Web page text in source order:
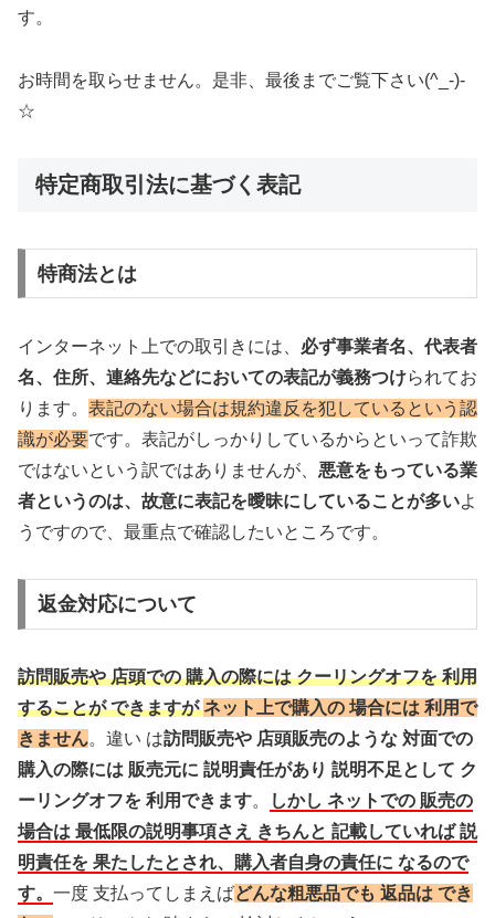
す。
お時間を取らせません。是非、最後までご覧下さい(^_-)-
☆
特定商取引法に基づく表記
特商法とは
インターネット上での取引きには、 必ず事業者名、代表者
名、住所、連絡先などにおいての表記が義務つけられてお
ります。 表記のない場合は規約違反を犯しているという認
識が必要です。表記がしっかりしているからといって詐欺
ではないという訳ではありませんが、 悪意をもっている業
者というのは、故意に表記を曖昧にしていることが多いよ
うですので、最重点で確認したいところです。
返金対応について
訪問販売や 店頭での 購入の際には クーリングオフを 利用
することが できますが ネット上で購入の 場合には 利用で
きません。違い は訪問販売や 店頭販売のような 対面での
購入の際には 販売元に 説明責任があり 説明不足として ク
ーリングオフを 利用できます。
しかし ネットでの 販売の
場合は 最低限の説明事項さえ きちんと 記載していれば 説
明責任を 果たしたとされ、購入者自身の責任に なるので
す。 一度 支払ってしまえばどんな粗悪品でも 返品は でき